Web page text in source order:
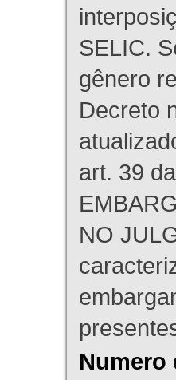
SELIC.
gênero
Decreto
art. 39
NO
Numero